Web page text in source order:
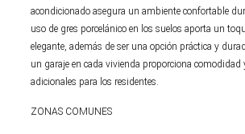
acondicionado asegura un ambiente confortable
uso de gres porcelánico en los suelos aporta un
elegante, además de ser una opción práctica y
un garaje en cada vivienda proporciona comodidad
adicionales para los residentes.
ZONAS COMUNES